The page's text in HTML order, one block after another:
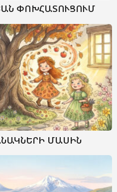
ՓՈԽՀԱՏՈՒՑՈՒՄ
ՄԱՍԻՆ